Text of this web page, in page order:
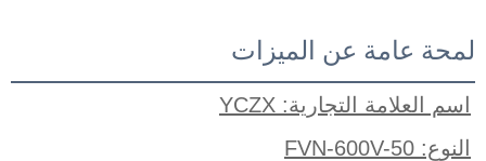
لمحة عامة عن الميزات
اسم العلامة التجارية: YCZX
النوع: FVN-600V-50